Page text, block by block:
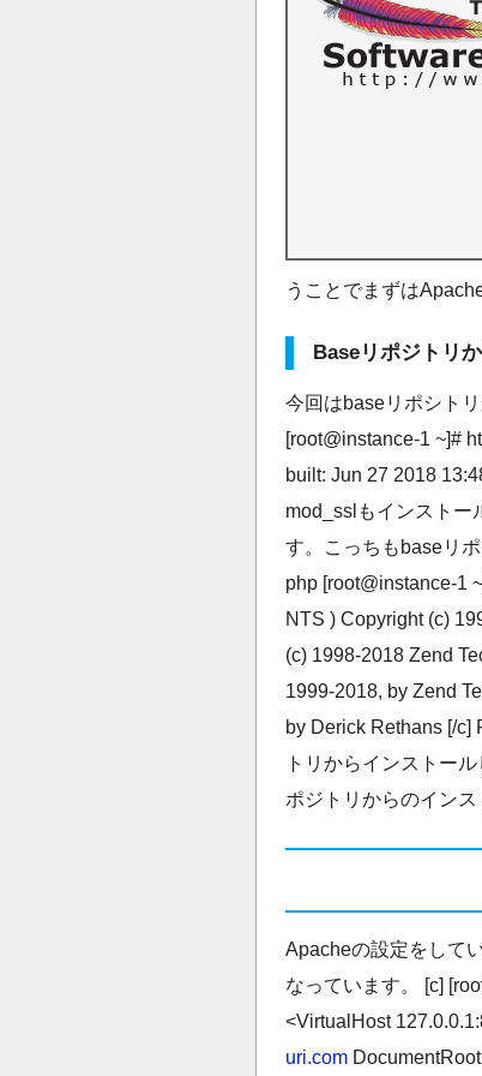
うことでまずは
Baseリポジトリ
今回はbaseリポシト
[root@instance-1 ~]#
built: Jun 27 2018
mod_sslもインストー
す。こっちもbaseリ
php [root@instance-1
NTS ) Copyright (c)
(c) 1998-2018 Zend
1999-2018, by Zend
by Derick Rethans [/c]
トリからインストー
ポジトリからのインス
Apacheの設定をして
なっています。 [c]
<VirtualHost
uri.com